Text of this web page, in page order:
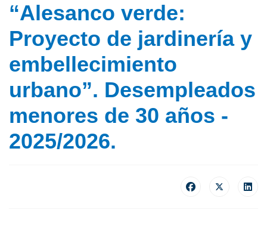
“Alesanco verde:
Proyecto de jardinería y
embellecimiento
urbano”. Desempleados
menores de 30 años -
2025/2026.